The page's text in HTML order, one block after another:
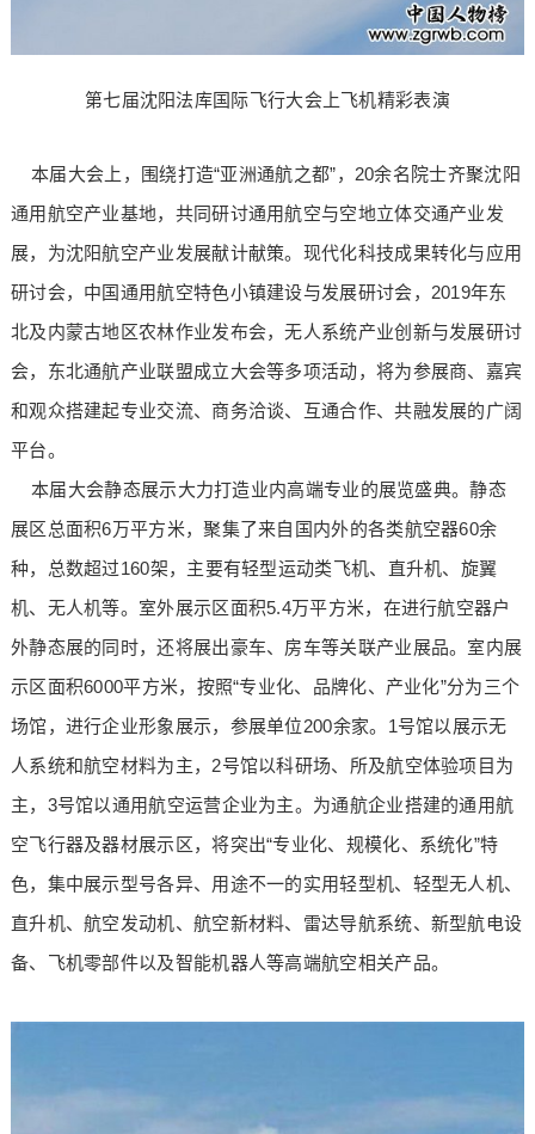
第七届沈阳法库国际飞行大会上飞机精彩表演
本届大会上，围绕打造“亚洲通航之都”，20余名院士齐聚沈阳
通用航空产业基地，共同研讨通用航空与空地立体交通产业发
展，为沈阳航空产业发展献计献策。现代化科技成果转化与应用
研讨会，中国通用航空特色小镇建设与发展研讨会，2019年东
北及内蒙古地区农林作业发布会，无人系统产业创新与发展研讨
会，东北通航产业联盟成立大会等多项活动，将为参展商、嘉宾
和观众搭建起专业交流、商务洽谈、互通合作、共融发展的广阔
平台。
本届大会静态展示大力打造业内高端专业的展览盛典。静态
展区总面积6万平方米，聚集了来自国内外的各类航空器60余
种，总数超过160架，主要有轻型运动类飞机、直升机、旋翼
机、无人机等。室外展示区面积5.4万平方米，在进行航空器户
外静态展的同时，还将展出豪车、房车等关联产业展品。室内展
示区面积6000平方米，按照“专业化、品牌化、产业化”分为三个
场馆，进行企业形象展示，参展单位200余家。1号馆以展示无
人系统和航空材料为主，2号馆以科研场、所及航空体验项目为
主，3号馆以通用航空运营企业为主。为通航企业搭建的通用航
空飞行器及器材展示区，将突出“专业化、规模化、系统化”特
色，集中展示型号各异、用途不一的实用轻型机、轻型无人机、
直升机、航空发动机、航空新材料、雷达导航系统、新型航电设
备、飞机零部件以及智能机器人等高端航空相关产品。